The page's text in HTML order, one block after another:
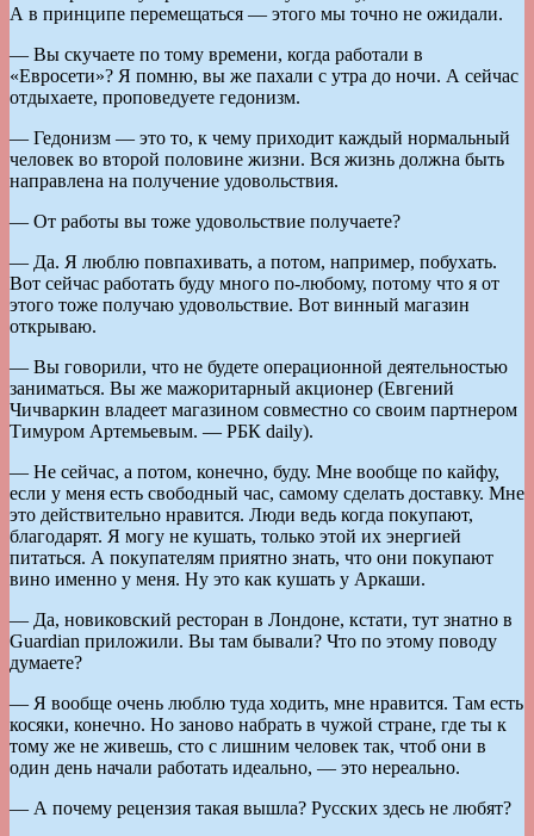
А в принципе перемещаться — этого мы точно не ожидали.
— Вы скучаете по тому времени, когда работали в
«Евросети»? Я помню, вы же пахали с утра до ночи. А сейчас
отдыхаете, проповедуете гедонизм.
— Гедонизм — это то, к чему приходит каждый нормальный
человек во второй половине жизни. Вся жизнь должна быть
направлена на получение удовольствия.
— От работы вы тоже удовольствие получаете?
— Да. Я люблю повпахивать, а потом, например, побухать.
Вот сейчас работать буду много по-любому, потому что я от
этого тоже получаю удовольствие. Вот винный магазин
открываю.
— Вы говорили, что не будете операционной деятельностью
заниматься. Вы же мажоритарный акционер (Евгений
Чичваркин владеет магазином совместно со своим партнером
Тимуром Артемьевым. — РБК daily).
— Не сейчас, а потом, конечно, буду. Мне вообще по кайфу,
если у меня есть свободный час, самому сделать доставку. Мне
это действительно нравится. Люди ведь когда покупают,
благодарят. Я могу не кушать, только этой их энергией
питаться. А покупателям приятно знать, что они покупают
вино именно у меня. Ну это как кушать у Аркаши.
— Да, новиковский ресторан в Лондоне, кстати, тут знатно в
Guardian приложили. Вы там бывали? Что по этому поводу
думаете?
— Я вообще очень люблю туда ходить, мне нравится. Там есть
косяки, конечно. Но заново набрать в чужой стране, где ты к
тому же не живешь, сто с лишним человек так, чтоб они в
один день начали работать идеально, — это нереально.
— А почему рецензия такая вышла? Русских здесь не любят?